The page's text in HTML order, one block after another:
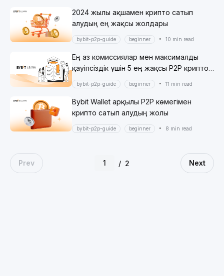
2024 жылы ақшамен крипто сатып
алудың ең жақсы жолдары
bybit-p2p-guide beginner • 10 min read
Ең аз комиссиялар мен максималды
қауіпсіздік үшін 5 ең жақсы P2P крипто
биржалары
bybit-p2p-guide beginner • 11 min read
Bybit Wallet арқылы P2P көмегімен
крипто сатып алудың жолы
bybit-p2p-guide beginner • 8 min read
Prev / 2 Next